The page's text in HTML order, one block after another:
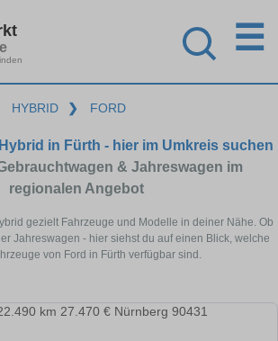
☰
HYBRID ❯ FORD
in Fürth - hier im Umkreis suchen
& Jahreswagen im
regionalen Angebot
gezielt Fahrzeuge und Modelle in deiner Nähe. Ob
Jahreswagen - hier siehst du auf einen Blick, welche
von Ford in Fürth verfügbar sind.